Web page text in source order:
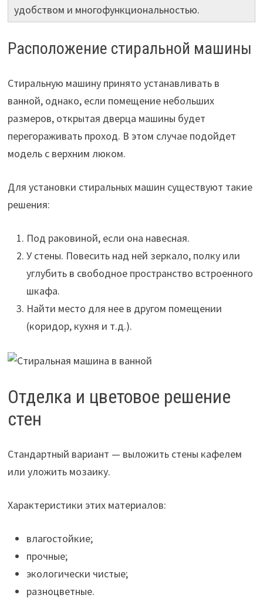
удобством и многофункциональностью.
Расположение стиральной машины
Стиральную машину принято устанавливать в
ванной, однако, если помещение небольших
размеров, открытая дверца машины будет
перегораживать проход. В этом случае подойдет
модель с верхним люком.
Для установки стиральных машин существуют такие
решения:
Под раковиной, если она навесная.
У стены. Повесить над ней зеркало, полку или
углубить в свободное пространство встроенного
шкафа.
Найти место для нее в другом помещении
(коридор, кухня и т.д.).
Отделка и цветовое решение
стен
Стандартный вариант — выложить стены кафелем
или уложить мозаику.
Характеристики этих материалов:
влагостойкие;
прочные;
экологически чистые;
разноцветные.